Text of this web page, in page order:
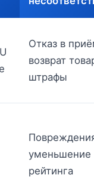
Отказ в
возврат
штрафы
уменьшение
рейтинга